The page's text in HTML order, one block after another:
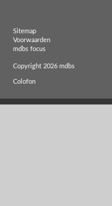
Sitemap
Voorwaarden
mdbs focus
Copyright 2026 mdbs
Colofon